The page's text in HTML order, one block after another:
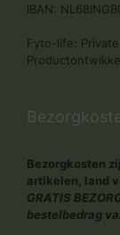
IBAN:
Fyto-life:
Bezorgkosten
artikelen, land
GRATIS
bestelbedrag